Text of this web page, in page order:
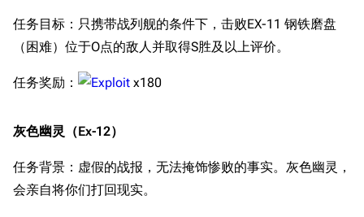
任务目标：只携带战列舰的条件下，击败EX-11 钢铁磨盘
（困难）位于O点的敌人并取得S胜及以上评价。
任务奖励： x180
灰色幽灵（Ex-12）
任务背景：虚假的战报，无法掩饰惨败的事实。灰色幽灵，
会亲自将你们打回现实。